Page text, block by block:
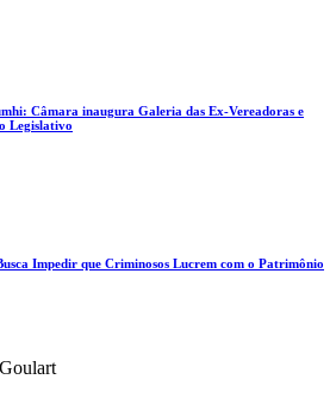
Câmara inaugura Galeria das Ex-Vereadoras e
Legislativo
Impedir que Criminosos Lucrem com o Patrimônio